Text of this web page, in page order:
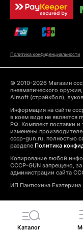
Политика конфиденциальности
© 2010-2026 Магазин
пневматического
Airsoft (страйкбол),
Информация на сайте
в коем виде не является
РФ. Комплект поставки и
изменены
cccp-gun.ru, полностью
разделе Политика
Копирование любой
CCCP-GUN запрещено,
администрации сайта
ИП Пантюхина
Каталог